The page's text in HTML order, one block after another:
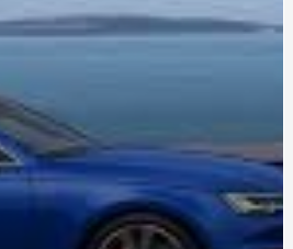
вечеринки: от водки
генерованих текстів
зі снігом і
кабелю для